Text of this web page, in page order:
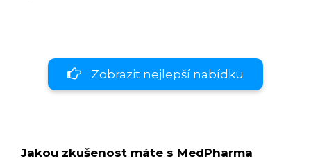
Zobrazit nejlepší nabídku
Jakou zkušenost máte s MedPharma